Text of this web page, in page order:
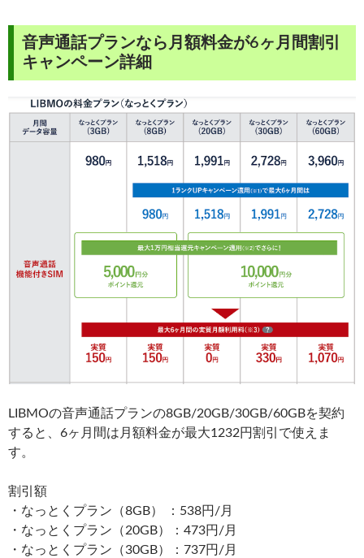
音声通話プランなら月額料金が6ヶ月間割引
キャンペーン詳細
LIBMOの音声通話プランの8GB/20GB/30GB/60GBを契約
すると、6ヶ月間は月額料金が最大1232円割引で使えま
す。
割引額
・なっとくプラン（8GB） ：538円/月
・なっとくプラン（20GB）：473円/月
・なっとくプラン（30GB）：737円/月